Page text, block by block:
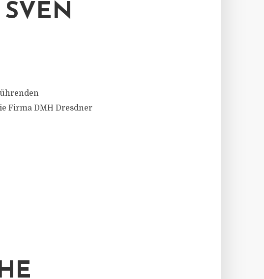
SVEN
Firma DMH Dresdner